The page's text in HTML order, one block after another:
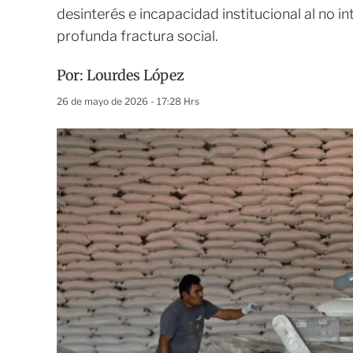
desinterés e incapacidad institucional al no
profunda fractura social.
Por: Lourdes López
26 de mayo de 2026 - 17:28 Hrs